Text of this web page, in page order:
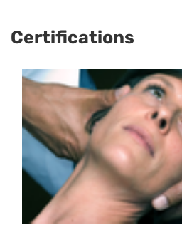
fonctionnels d’ordre
irréversibles.
Nourrissons, enfants, adultes ou
sédentaires, avec des douleurs
tous les patients reçoivent un
par mobilisations ou
articulaires, viscérales ou
Le réseau AFO garantit une
formation et de la pratique de
Les adhérents de l’AFO sont
Certifications